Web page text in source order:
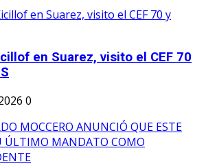
en Suarez, visito el CEF 70
0